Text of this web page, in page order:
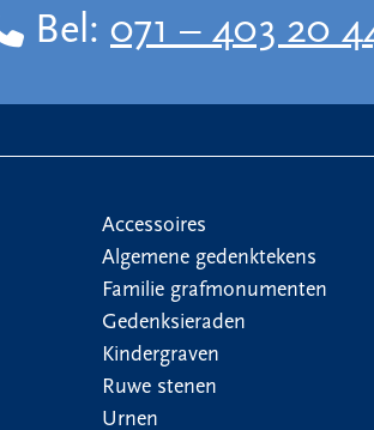
Bel: 071 – 403 20
Accessoires
Algemene gedenktekens
Familie grafmonumenten
Gedenksieraden
Kindergraven
Ruwe stenen
Urnen